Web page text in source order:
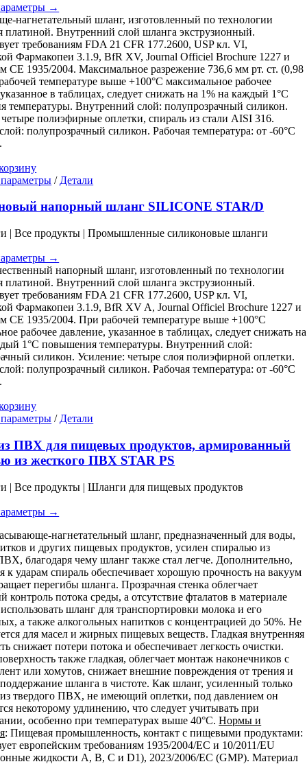
на
странице
товара.
→
нагнетательный шланг, изготовленный по технологии
платиной. Внутренний слой шланга экструзионный.
требованиям FDA 21 CFR 177.2600, USP кл. VI,
Фармакопеи 3.1.9, BfR XV, Journal Officiel Brochure 1227 и
CE 1935/2004. Максимальное разрежение 736,6 мм рт. ст. (0,98
температуре выше +100°C максимальное рабочее
в таблицах, следует снижать на 1% на каждый 1°C
температуры. Внутренний слой: полупрозрачный силикон.
полиэфирные оплетки, спираль из стали AISI 316.
полупрозрачный силикон. Рабочая температура: от -60°C
Этот
имеет
несколько
вариаций.
Опции
выбрать
на
странице
товара.
/ Детали
напорный шланг SILICONE STAR/D
| Все продукты | Промышленные силиконовые шланги
→
напорный шланг, изготовленный по технологии
платиной. Внутренний слой шланга экструзионный.
требованиям FDA 21 CFR 177.2600, USP кл. VI,
Фармакопеи 3.1.9, BfR XV A, Journal Officiel Brochure 1227 и
CE 1935/2004. При рабочей температуре выше +100°C
рабочее давление, указанное в таблицах, следует снижать на
1°C повышения температуры. Внутренний слой:
силикон. Усиление: четыре слоя полиэфирной оплетки.
полупрозрачный силикон. Рабочая температура: от -60°C
Этот
имеет
несколько
вариаций.
можно
на
товара.
/ Детали
ПВХ для пищевых продуктов, армированный
из жесткого ПВХ STAR PS
| Все продукты | Шланги для пищевых продуктов
→
нагнетательный шланг, предназначенный для воды,
и других пищевых продуктов, усилен спиралью из
благодаря чему шланг также стал легче. Дополнительно,
к ударам спираль обеспечивает хорошую прочность на вакуум
перегибы шланга. Прозрачная стенка облегчает
контроль потока среды, а отсутствие фталатов в материале
шланг для транспортировки молока и его
а также алкогольных напитков с концентрацией до 50%. Не
для масел и жирных пищевых веществ. Гладкая внутренняя
снижает потери потока и обеспечивает легкость очистки.
также гладкая, облегчает монтаж наконечников с
или хомутов, снижает внешние повреждения от трения и
поддержание шланга в чистоте. Как шланг, усиленный только
твердого ПВХ, не имеющий оплетки, под давлением он
некоторому удлинению, что следует учитывать при
особенно при температурах выше 40°C.Нормы и
: Пищевая промышленность, контакт с пищевыми продуктами:
европейским требованиям 1935/2004/EC и 10/2011/EU
жидкости A, B, C и D1), 2023/2006/EC (GMP). Материал